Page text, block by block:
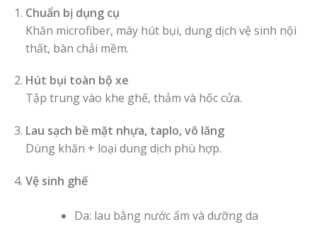
Chuẩn bị dụng cụ
Khăn microfiber, máy hút bụi, dung dịch vệ sinh nội
thất, bàn chải mềm.
Hút bụi toàn bộ xe
Tập trung vào khe ghế, thảm và hốc cửa.
Lau sạch bề mặt nhựa, taplo, vô lăng
Dùng khăn + loại dung dịch phù hợp.
Vệ sinh ghế
Da: lau bằng nước ấm và dưỡng da